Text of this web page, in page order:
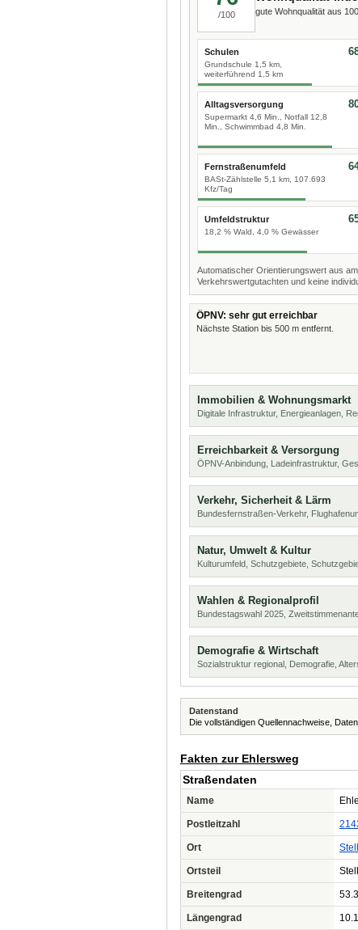
/100 gute Wohnqualität aus
Schulen
Grundschule 1,5 km,
weiterführend 1,5 km
Alltagsversorgung
Supermarkt 4,6 Min., Notfall 12,8
Min., Schwimmbad 4,8 Min.
Fernstraßenumfeld
BASt-Zählstelle 5,1 km, 107.693
Kfz/Tag
Umfeldstruktur
18,2 % Wald, 4,0 % Gewässer
Automatischer Orientierungswert aus
Verkehrswertgutachten und keine
ÖPNV: sehr gut erreichbar
Nächste Station bis 500 m entfernt.
Immobilien & Wohnungsmarkt
Digitale Infrastruktur, Energieanlagen,
Erreichbarkeit & Versorgung
ÖPNV-Anbindung, Ladeinfrastruktur,
Verkehr, Sicherheit & Lärm
Bundesfernstraßen-Verkehr,
Natur, Umwelt & Kultur
Kulturumfeld, Schutzgebiete,
Wahlen & Regionalprofil
Bundestagswahl 2025,
Demografie & Wirtschaft
Sozialstruktur regional, Demografie,
Datenstand
Die vollständigen Quellennachweise,
Fakten zur Ehlersweg
Straßendaten
Name
Postleitzahl
Ort
Ortsteil
Breitengrad
Längengrad